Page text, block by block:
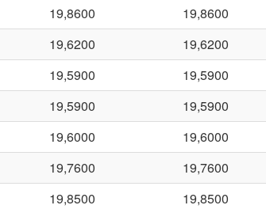
19,8600 19,8600
19,6200 19,6200
19,5900 19,5900
19,5900 19,5900
19,6000 19,6000
19,7600 19,7600
19,8500 19,8500